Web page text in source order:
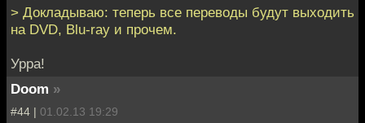
> Докладываю: теперь все переводы будут выходить
на DVD, Blu-ray и прочем.
Урра!
Doom »
#44 | 01.02.13 19:29